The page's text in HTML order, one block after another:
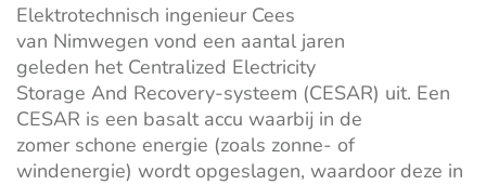
Elektrotechnisch ingenieur Cees
van Nimwegen vond een aantal jaren
geleden het Centralized Electricity
Storage And Recovery-systeem (CESAR) uit. Een
CESAR is een basalt accu waarbij in de
zomer schone energie (zoals zonne- of
windenergie) wordtopgeslagen, waardoor deze in